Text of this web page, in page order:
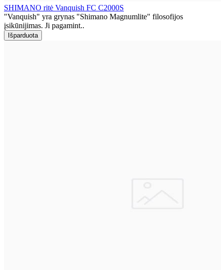
SHIMANO ritė Vanquish FC C2000S
"Vanquish" yra grynas "Shimano Magnumlite" filosofijos
įsikūnijimas. Ji pagamint..